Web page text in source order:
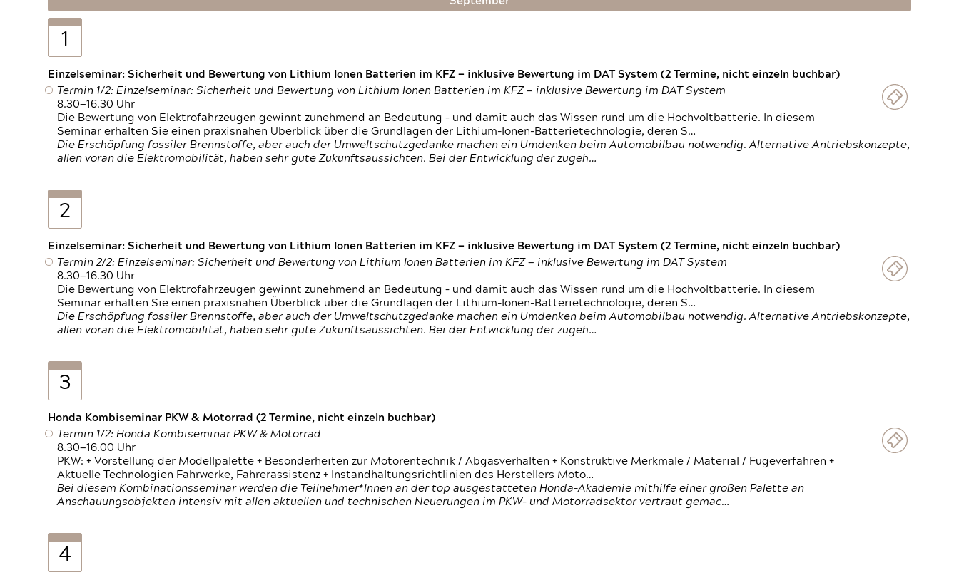
1
Einzelseminar: Sicherheit und Bewertung von Lithium Ionen Batterien im KFZ — inklusive Bewertung im DAT System (2 Termine, nicht einzeln buchbar)
Termin 1/2: Einzelseminar: Sicherheit und Bewertung von Lithium Ionen Batterien im KFZ — inklusive Bewertung im DAT System
8.30—16.30 Uhr
Die Bewertung von Elektrofahrzeugen gewinnt zunehmend an Bedeutung – und damit auch das Wissen rund um die Hochvoltbatterie. In diesem
Seminar erhalten Sie einen praxisnahen Überblick über die Grundlagen der Lithium-Ionen-Batterietechnologie, deren S…
Die Erschöpfung fossiler Brennstoffe, aber auch der Umweltschutzgedanke machen ein Umdenken beim Automobilbau notwendig. Alternative Antriebskonzepte,
allen voran die Elektromobilität, haben sehr gute Zukunftsaussichten. Bei der Entwicklung der zugeh…
2
Einzelseminar: Sicherheit und Bewertung von Lithium Ionen Batterien im KFZ — inklusive Bewertung im DAT System (2 Termine, nicht einzeln buchbar)
Termin 2/2: Einzelseminar: Sicherheit und Bewertung von Lithium Ionen Batterien im KFZ — inklusive Bewertung im DAT System
8.30—16.30 Uhr
Die Bewertung von Elektrofahrzeugen gewinnt zunehmend an Bedeutung – und damit auch das Wissen rund um die Hochvoltbatterie. In diesem
Seminar erhalten Sie einen praxisnahen Überblick über die Grundlagen der Lithium-Ionen-Batterietechnologie, deren S…
Die Erschöpfung fossiler Brennstoffe, aber auch der Umweltschutzgedanke machen ein Umdenken beim Automobilbau notwendig. Alternative Antriebskonzepte,
allen voran die Elektromobilität, haben sehr gute Zukunftsaussichten. Bei der Entwicklung der zugeh…
3
Honda Kombiseminar PKW & Motorrad (2 Termine, nicht einzeln buchbar)
Termin 1/2: Honda Kombiseminar PKW & Motorrad
8.30—16.00 Uhr
PKW: + Vorstellung der Modellpalette + Besonderheiten zur Motorentechnik / Abgasverhalten + Konstruktive Merkmale / Material / Fügeverfahren +
Aktuelle Technologien Fahrwerke, Fahrerassistenz + Instandhaltungsrichtlinien des Herstellers Moto…
Bei diesem Kombinationsseminar werden die Teilnehmer*Innen an der top ausgestatteten Honda-Akademie mithilfe einer großen Palette an
Anschauungsobjekten intensiv mit allen aktuellen und technischen Neuerungen im PKW- und Motorradsektor vertraut gemac…
4